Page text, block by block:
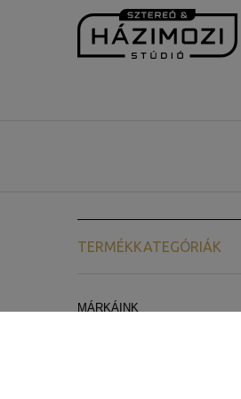
TERMÉKKATEGÓRIÁK
MÁRKÁINK